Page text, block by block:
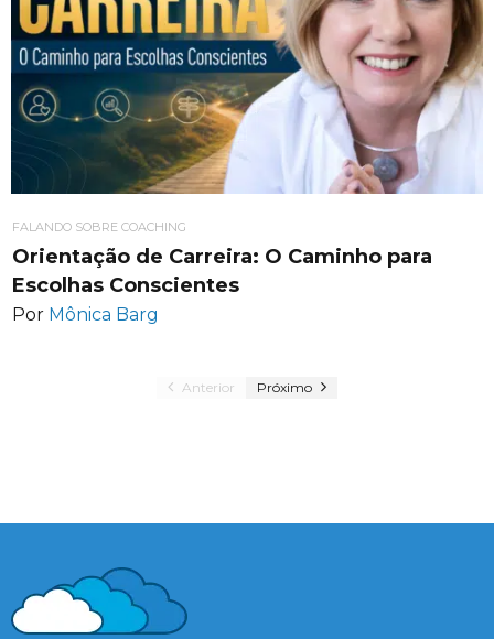
FALANDO SOBRE COACHING
Orientação de Carreira: O Caminho para
Escolhas Conscientes
Por Mônica Barg
Anterior Próximo